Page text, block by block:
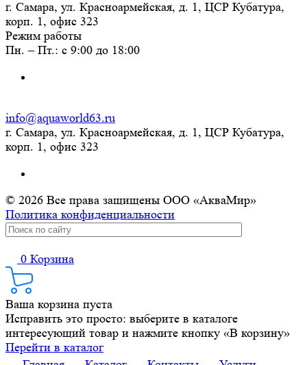
г. Самара, ул. Красноармейская, д. 1, ЦСР Кубатура,
корп. 1, офис 323
Режим работы
Пн. – Пт.: с 9:00 до 18:00
info@aquaworld63.ru
г. Самара, ул. Красноармейская, д. 1, ЦСР Кубатура,
корп. 1, офис 323
© 2026 Все права защищены ООО «АкваМир»
Политика конфиденциальности
0 Корзина
Ваша корзина пуста
Исправить это просто: выберите в каталоге
интересующий товар и нажмите кнопку «В корзину»
Перейти в каталог